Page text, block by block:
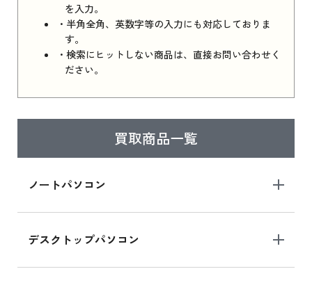
を入力。
・半角全角、英数字等の入力にも対応しておりま
す。
・検索にヒットしない商品は、直接お問い合わせく
ださい。
買取商品一覧
ノートパソコン
デスクトップパソコン
iPad 11インチ 2025年春モデル
はこちら
ら
iPad mini シリーズ 2024
iPad mini 8.3インチ の新品買取価格